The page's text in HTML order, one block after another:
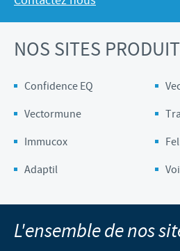
NOS SITES
Confidence EQ
Vectormune
Immucox
Adaptil
L'ensemble de nos